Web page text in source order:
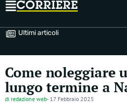
Ultimi articoli
Come noleggiare
lungo termine a
di redazione web- 17 Febbraio 2025